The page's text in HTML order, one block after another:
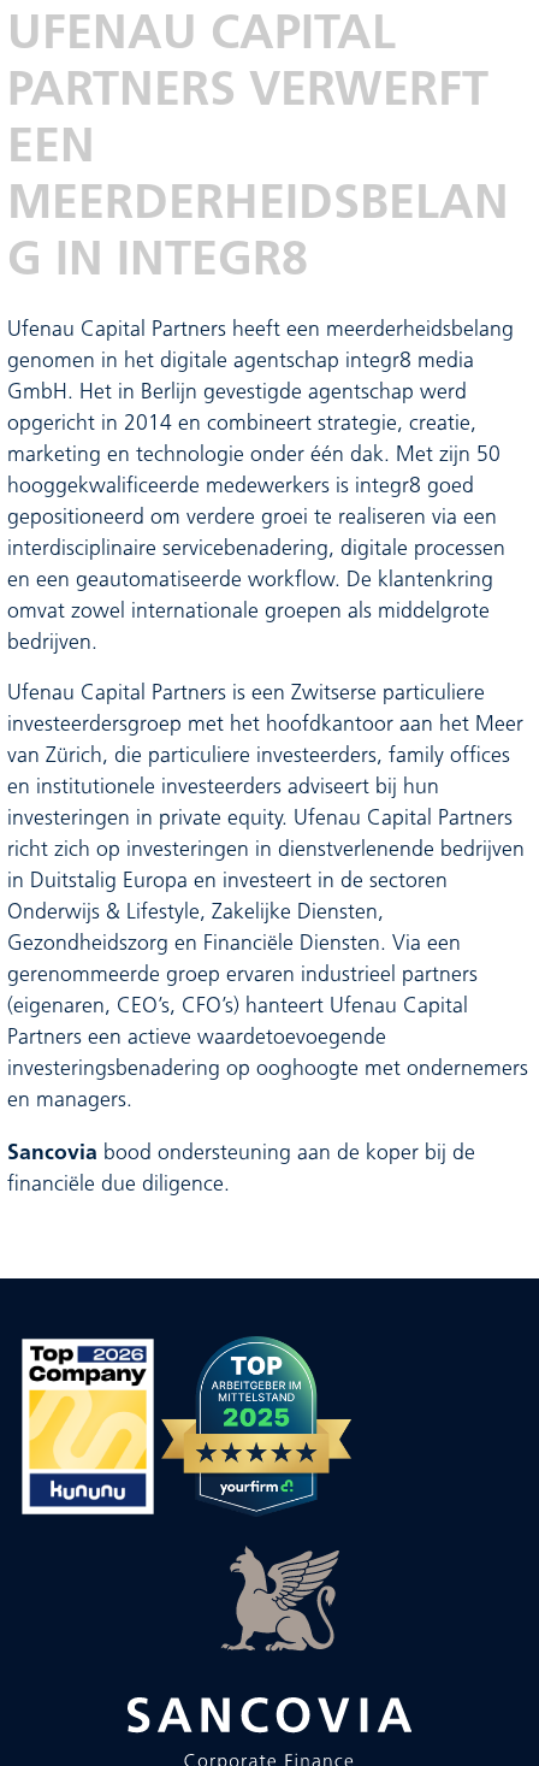
UFENAU CAPITAL
PARTNERS VERWERFT
EEN
MEERDERHEIDSBELAN
G IN INTEGR8
Ufenau Capital Partners heeft een meerderheidsbelang
genomen in het digitale agentschap integr8 media
GmbH. Het in Berlijn gevestigde agentschap werd
opgericht in 2014 en combineert strategie, creatie,
marketing en technologie onder één dak. Met zijn 50
hooggekwalificeerde medewerkers is integr8 goed
gepositioneerd om verdere groei te realiseren via een
interdisciplinaire servicebenadering, digitale processen
en een geautomatiseerde workflow. De klantenkring
omvat zowel internationale groepen als middelgrote
bedrijven.
Ufenau Capital Partners is een Zwitserse particuliere
investeerdersgroep met het hoofdkantoor aan het Meer
van Zürich, die particuliere investeerders, family offices
en institutionele investeerders adviseert bij hun
investeringen in private equity. Ufenau Capital Partners
richt zich op investeringen in dienstverlenende bedrijven
in Duitstalig Europa en investeert in de sectoren
Onderwijs & Lifestyle, Zakelijke Diensten,
Gezondheidszorg en Financiële Diensten. Via een
gerenommeerde groep ervaren industrieel partners
(eigenaren, CEO’s, CFO’s) hanteert Ufenau Capital
Partners een actieve waardetoevoegende
investeringsbenadering op ooghoogte met ondernemers
en managers.
Sancovia bood ondersteuning aan de koper bij de
financiële due diligence.